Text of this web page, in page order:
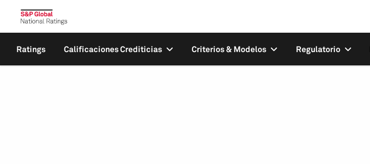
Ratings Calificaciones Crediticias Criterios & Modelos Regulatorio